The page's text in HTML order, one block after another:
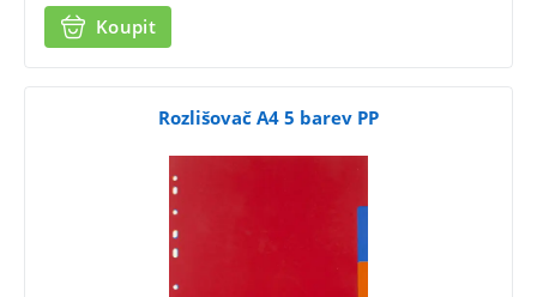
Koupit
Rozlišovač A4 5 barev PP